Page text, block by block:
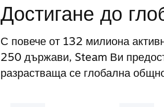
Достигане до
С повече от 132 милиона
250 държави, Steam Ви
разрастваща се глобална